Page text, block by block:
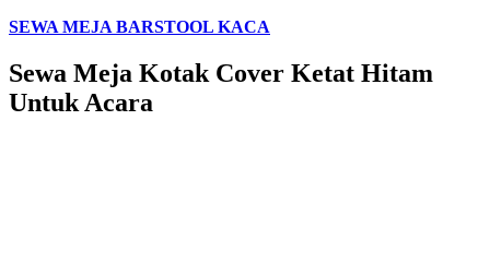
SEWA MEJA BARSTOOL KACA
Sewa Meja Kotak Cover Ketat Hitam
Untuk Acara